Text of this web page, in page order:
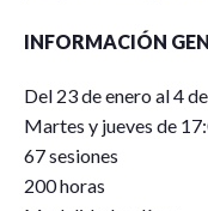
INFORMACIÓN
Del 23 de enero al 4
Martes y jueves de
67 sesiones
200 horas